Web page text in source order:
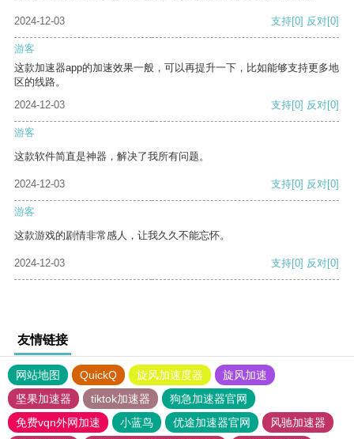
2024-12-03 支持[0] 反对[0]
游客
这款加速器app的加速效果一般，可以再提升一下，比如能够支持更多地
区的线路。
2024-12-03
支持[0] 反对[0]
游客
这款软件简直是神器，解决了我所有问题。
2024-12-03 支持[0] 反对[0]
游客
这款游戏的剧情非常感人，让我久久不能忘怀。
2024-12-03 支持[0] 反对[0]
友情链接
网站地图 QuickQ 旋风加速度器
旋风加速
坚果加速器
tiktok加速器
狗急加速器官网
免费vqn外网加速
小蓝鸟 优途加速器官网
风驰加速器